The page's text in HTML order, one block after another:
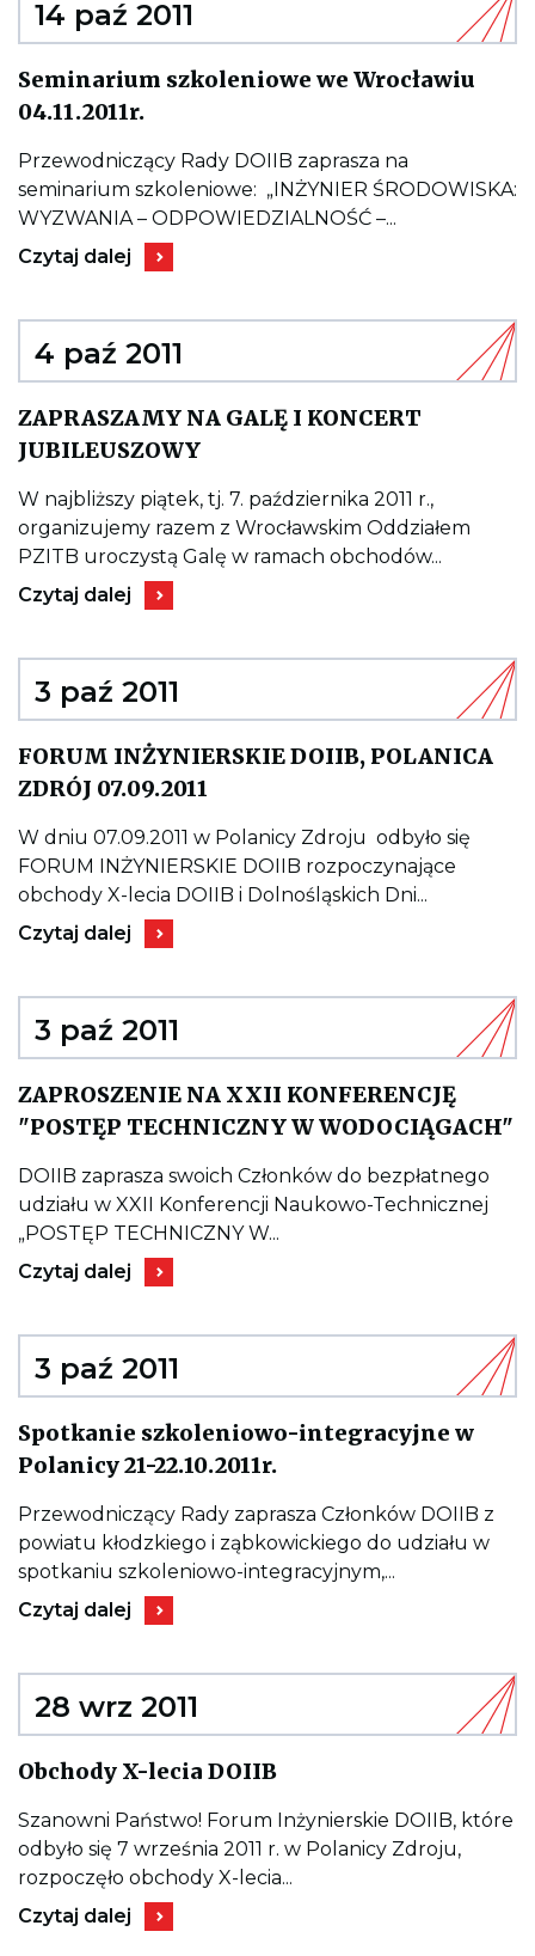
integracyjne
Legnicy
27.10.2011r.
14 paź 2011
Seminarium szkoleniowe we Wrocławiu
04.11.2011r.do
Seminarium
szkoleniowe
we
Wrocławiu
04.11.2011r.
Przewodniczący Rady DOIIB zaprasza na
seminarium szkoleniowe: „INŻYNIER ŚRODOWISKA:
WYZWANIA – ODPOWIEDZIALNOŚĆ –...
Kieruje
do
szkoleniowe
we
Wrocławiu
04.11.2011r.
Czytaj dalej
4 paź 2011
ZAPRASZAMY NA GALĘ I KONCERT
JUBILEUSZOWYKieruje
ZAPRASZAMY
NA
GALĘ
I
KONCERT
W najbliższy piątek, tj. 7. października 2011 r.,
organizujemy razem z Wrocławskim Oddziałem
PZITB uroczystą Galę w ramach obchodów...
Kieruje
do
NA
GALĘ
KONCERT
JUBILEUSZOWY
Czytaj dalej
3 paź 2011
FORUM INŻYNIERSKIE DOIIB, POLANICA
ZDRÓJ 07.09.2011
FORUM
INŻYNIERSKIE
DOIIB,
POLANICA
W dniu 07.09.2011 w Polanicy Zdroju odbyło się
FORUM INŻYNIERSKIE DOIIB rozpoczynające
obchody X-lecia DOIIB i Dolnośląskich Dni...
Kieruje
do
INŻYNIERSKIE
DOIIB,
POLANICA
ZDRÓJ
Czytaj dalej
3 paź 2011
ZAPROSZENIE NA XXII KONFERENCJĘ
"POSTĘP TECHNICZNY W WODOCIĄGACH"
DOIIB zaprasza swoich Członków do bezpłatnego
udziału w XXII Konferencji Naukowo-Technicznej
„POSTĘP TECHNICZNY W...
Kieruje
do
NA
XXII
KONFERENCJĘ
"POSTĘP
TECHNICZNY
W
WODOCIĄGACH"
Czytaj dalej
3 paź 2011
Spotkanie szkoleniowo-integracyjne w
Polanicy 21-22.10.2011r.do
Spotkanie
szkoleniowo-
integracyjne
w
Polanicy
Przewodniczący Rady zaprasza Członków DOIIB z
powiatu kłodzkiego i ząbkowickiego do udziału w
spotkaniu szkoleniowo-integracyjnym,...
Kieruje
do
szkoleniowo-
integracyjne
Polanicy
21-
22.10.2011r.
Czytaj dalej
28 wrz 2011
Obchody X-lecia DOIIBdo
Obchody
X-
lecia
DOIIB
Szanowni Państwo! Forum Inżynierskie DOIIB, które
odbyło się 7 września 2011 r. w Polanicy Zdroju,
rozpoczęło obchody X-lecia...
Kieruje
do
Czytaj dalej